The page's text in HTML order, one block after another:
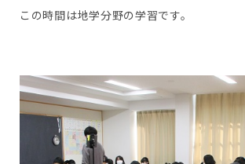
この時間は地学分野の学習です。